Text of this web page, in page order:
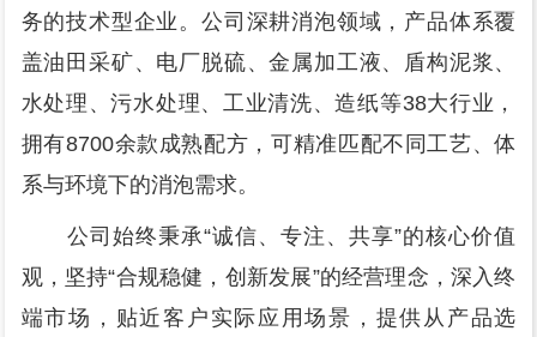
务的技术型企业。公司深耕消泡领域，产品体系覆
盖油田采矿、电厂脱硫、金属加工液、盾构泥浆、
水处理、污水处理、工业清洗、造纸等38大行业，
拥有8700余款成熟配方，可精准匹配不同工艺、体
系与环境下的消泡需求。
公司始终秉承“诚信、专注、共享”的核心价值
观，坚持“合规稳健，创新发展”的经营理念，深入终
端市场，贴近客户实际应用场景，提供从产品选